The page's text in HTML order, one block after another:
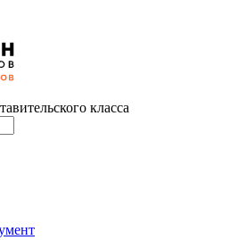
класса